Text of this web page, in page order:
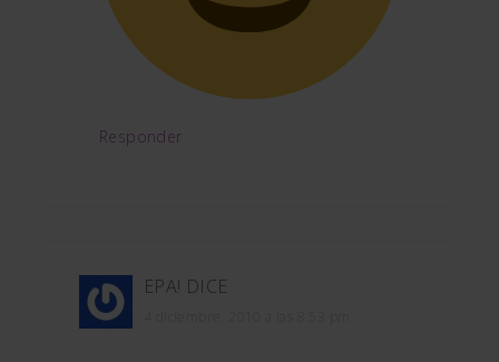
Responder
EPA! DICE